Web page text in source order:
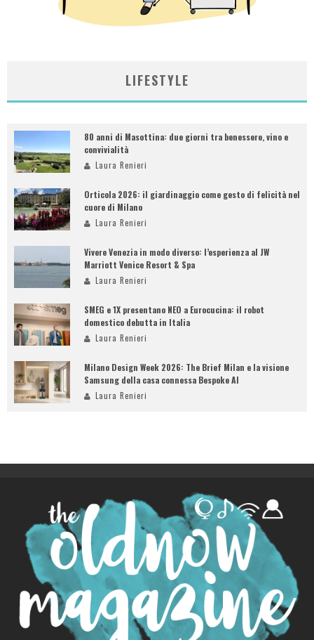
LIFESTYLE
80 anni di Masottina: due giorni tra benessere, vino e
convivialità
Laura Renieri
Orticola 2026: il giardinaggio come gesto di felicità nel
cuore di Milano
Laura Renieri
Vivere Venezia in modo diverso: l’esperienza al JW
Marriott Venice Resort & Spa
Laura Renieri
SMEG e 1X presentano NEO a Eurocucina: il robot
domestico debutta in Italia
Laura Renieri
Milano Design Week 2026: The Brief Milan e la visione
Samsung della casa connessa Bespoke AI
Laura Renieri